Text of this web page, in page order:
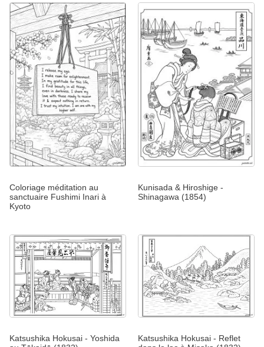
Coloriage méditation au
sanctuaire Fushimi Inari à
Kyoto
Kunisada & Hiroshige -
Shinagawa (1854)
Katsushika Hokusai - Yoshida
Katsushika Hokusai - Reflet